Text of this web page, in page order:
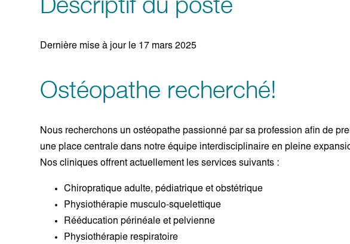
Dernière mise à jour le 17 mars 2025
Ostéopathe recherché!
Nous recherchons un ostéopathe passionné par sa profession afin de
une place centrale dans notre équipe interdisciplinaire en pleine
Nos cliniques offrent actuellement les services suivants :
Chiropratique adulte, pédiatrique et obstétrique
Physiothérapie musculo-squelettique
Rééducation périnéale et pelvienne
Physiothérapie respiratoire